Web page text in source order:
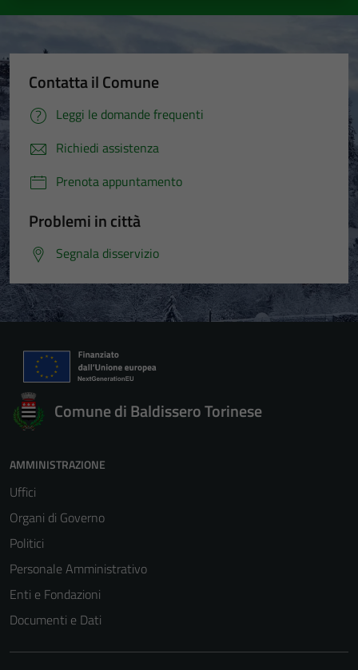
Contatta il Comune
Leggi le domande frequenti
Richiedi assistenza
Prenota appuntamento
Problemi in città
Segnala disservizio
Comune di Baldissero Torinese
AMMINISTRAZIONE
Uffici
Organi di Governo
Politici
Personale Amministrativo
Enti e Fondazioni
Documenti e Dati